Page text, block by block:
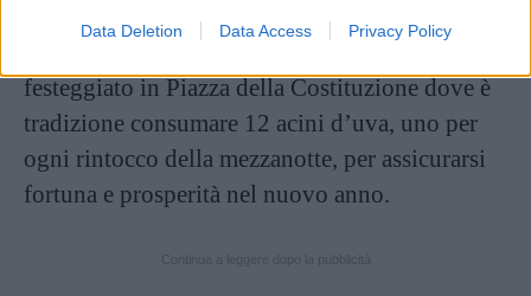
Data Deletion Data Access Privacy Policy
momenti di grande partecipazione popolare e
festeggiato in Piazza della Costituzione dove è
tradizione consumare 12 acini d’uva, uno per
ogni rintocco della mezzanotte, per assicurarsi
fortuna e prosperità nel nuovo anno.